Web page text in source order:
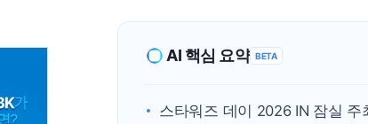
AI 핵심 요약 BETA
스타워즈 데이 2026 IN 잠실